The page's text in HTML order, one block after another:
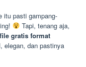
itu pasti gampang-
Tapi, tenang aja,
gratis format
elegan, dan pastinya